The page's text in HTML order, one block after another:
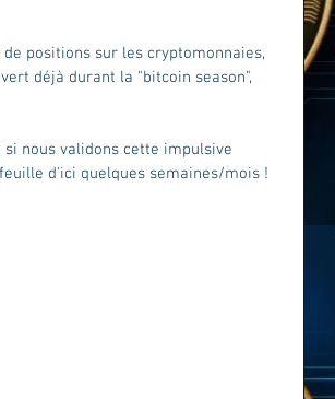
positions sur les cryptomonnaies,
déjà durant la "bitcoin season",
nous validons cette impulsive
d'ici quelques semaines/mois !